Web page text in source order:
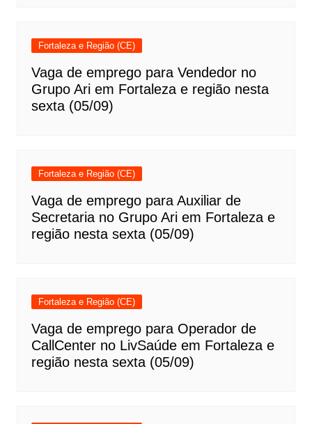
Fortaleza e Região (CE)
Vaga de emprego para Vendedor no
Grupo Ari em Fortaleza e região nesta
sexta (05/09)
Fortaleza e Região (CE)
Vaga de emprego para Auxiliar de
Secretaria no Grupo Ari em Fortaleza e
região nesta sexta (05/09)
Fortaleza e Região (CE)
Vaga de emprego para Operador de
CallCenter no LivSaúde em Fortaleza e
região nesta sexta (05/09)